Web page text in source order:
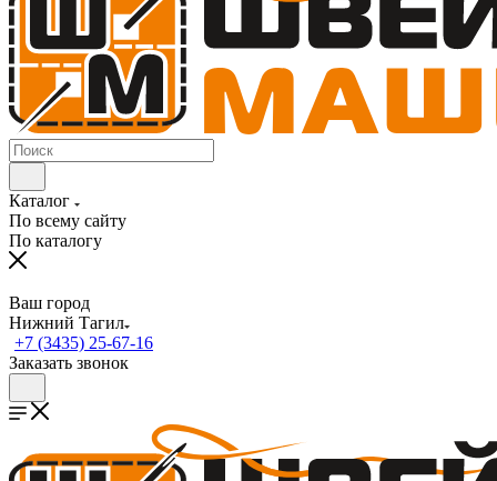
Каталог
По всему сайту
По каталогу
Ваш город
Нижний Тагил
+7 (3435) 25-67-16
Заказать звонок